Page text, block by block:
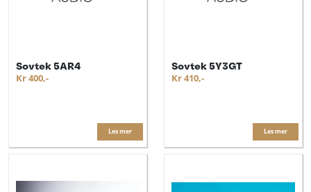
Sovtek 5AR4
Kr 400,-
Les mer
Sovtek 5Y3GT
Kr 410,-
Les mer